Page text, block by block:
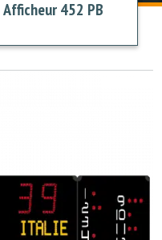
Afficheur 452 PB